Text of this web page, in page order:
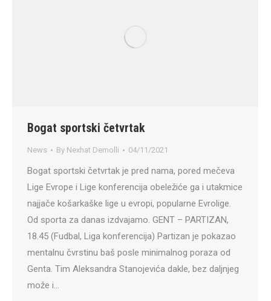
Bogat sportski četvrtak
News By Nexhat Demolli 04/11/2021
Bogat sportski četvrtak je pred nama, pored mečeva
Lige Evrope i Lige konferencija obeležiće ga i utakmice
najjače košarkaške lige u evropi, popularne Evrolige.
Od sporta za danas izdvajamo. GENT – PARTIZAN,
18.45 (Fudbal, Liga konferencija) Partizan je pokazao
mentalnu čvrstinu baš posle minimalnog poraza od
Genta. Tim Aleksandra Stanojevića dakle, bez daljnjeg
može i…